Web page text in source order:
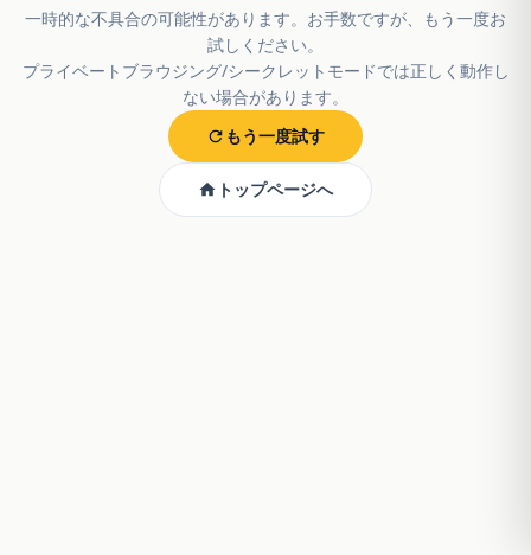
一時的な不具合の可能性があります。お手数ですが、もう一度お
試しください。
プライベートブラウジング/シークレットモードでは正しく動作し
ない場合があります。
もう一度試す
トップページへ